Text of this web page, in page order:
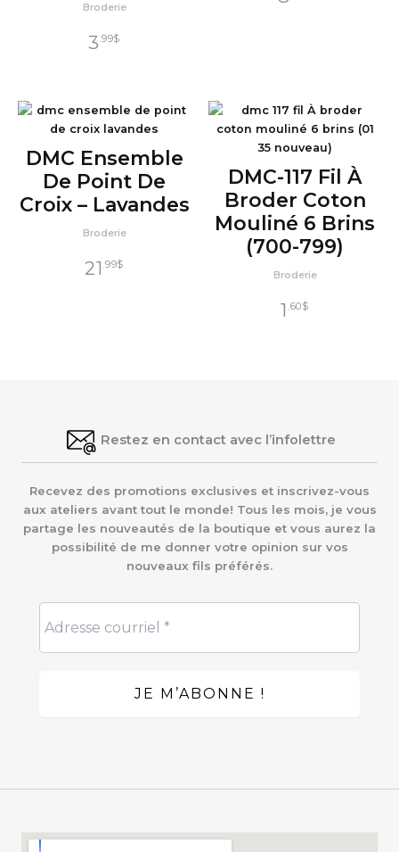
Broderie
3 .99$
DMC Ensemble
De Point De
Croix – Lavandes
Broderie
21 .99$
DMC-117 Fil À
Broder Coton
Mouliné 6 Brins
(700-799)
Broderie
1 .60$
Restez en contact avec l’infolettre
Recevez des promotions exclusives et inscrivez-vous
aux ateliers avant tout le monde! Tous les mois, je vous
partage les nouveautés de la boutique et vous aurez la
possibilité de me donner votre opinion sur vos
nouveaux fils préférés.